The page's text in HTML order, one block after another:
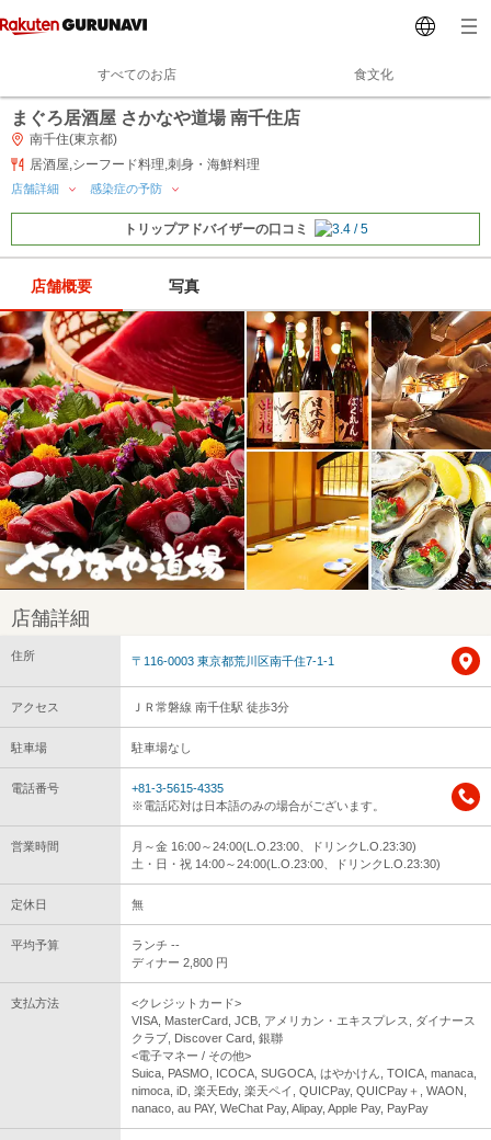
すべてのお店 食文化
まぐろ居酒屋 さかなや道場 南千住店
南千住(東京都)
居酒屋,シーフード料理,刺身・海鮮料理
店舗詳細 感染症の予防
トリップアドバイザーの口コミ
店舗概要 写真
店舗詳細
住所 〒116-0003 東京都荒川区南千住7-1-1
アクセス ＪＲ常磐線 南千住駅 徒歩3分
駐車場 駐車場なし
電話番号
+81-3-5615-4335
※電話応対は日本語のみの場合がございます。
営業時間
月～金 16:00～24:00(L.O.23:00、ドリンクL.O.23:30)
土・日・祝 14:00～24:00(L.O.23:00、ドリンクL.O.23:30)
定休日 無
平均予算
ランチ --
ディナー 2,800 円
支払方法
<クレジットカード>
VISA, MasterCard, JCB, アメリカン・エキスプレス, ダイナース
クラブ, Discover Card, 銀聯
<電子マネー / その他>
Suica, PASMO, ICOCA, SUGOCA, はやかけん, TOICA, manaca,
nimoca, iD, 楽天Edy, 楽天ペイ, QUICPay, QUICPay＋, WAON,
nanaco, au PAY, WeChat Pay, Alipay, Apple Pay, PayPay